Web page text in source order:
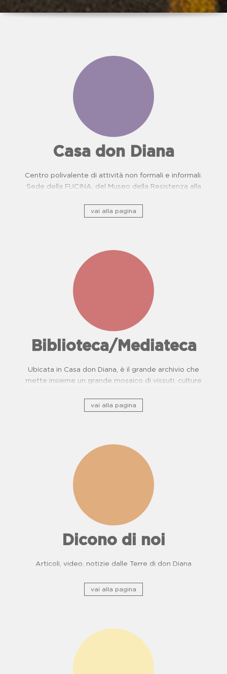
Casa don Diana
Centro polivalente di attività non formali e informali.
Sede della FUCINA, del Museo della Resistenza alla
Oncologiche. Proposte didattiche per scuole.
vai alla pagina
Biblioteca/Mediateca
Ubicata in Casa don Diana, è il grande archivio che
mette insieme un grande mosaico di vissuti, culture
vai alla pagina
Dicono di noi
Articoli, video, notizie dalle Terre di don Diana
vai alla pagina